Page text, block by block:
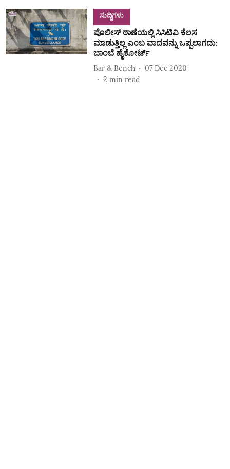
ಸುದ್ದಿಗಳು
ಪೊಲೀಸ್‌ ಠಾಣೆಯಲ್ಲಿ ಸಿಸಿಟಿವಿ ಕೆಲಸ
ಮಾಡುತ್ತಿಲ್ಲ ಎಂಬ ವಾದವನ್ನು ಒಪ್ಪಲಾಗದು:
ಬಾಂಬೆ ಹೈಕೋರ್ಟ್‌
Bar & Bench
07 Dec 2020
2 min read